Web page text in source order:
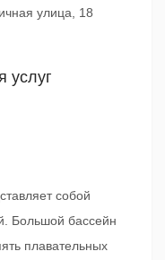
улица, 18
услуг
собой
Большой бассейн
плавательных